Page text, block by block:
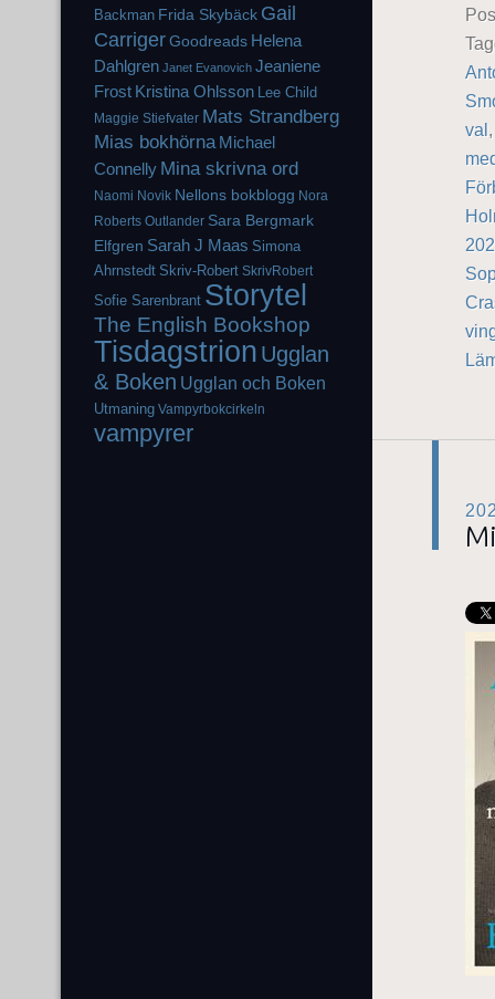
val
Backman Frida Skybäck Gail
CarrigerGoodreads Helena
Dahlgren Janet Evanovich Jeaniene
Frost Kristina Ohlsson Lee Child
Maggie Stiefvater Mats Strandberg
Mias bokhörna Michael
Connelly Mina skrivna ord
Naomi Novik Nellons bokblogg Nora
Roberts Outlander Sara Bergmark
Elfgren Sarah J Maas Simona
Ahrnstedt Skriv-Robert SkrivRobert
Sofie Sarenbrant Storytel
The English Bookshop
Tisdagstrion Ugglan
& Boken Ugglan och Boken
Utmaning Vampyrbokcirkeln
vampyrer